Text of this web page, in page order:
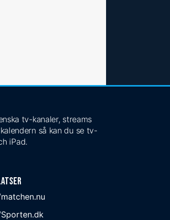
tv-kanaler, streams
så kan du se tv-
iPad.